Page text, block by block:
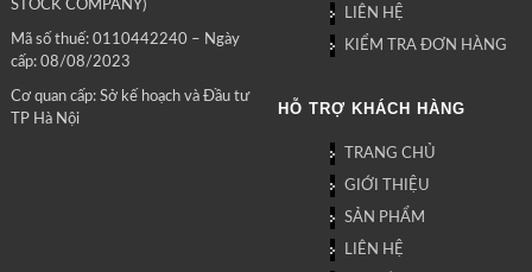
STOCK COMPANY)
Mã số thuế: 0110442240 – Ngày
cấp: 08/08/2023
Cơ quan cấp: Sở kế hoạch và Đầu tư
TP Hà Nội
LIÊN HỆ
KIỂM TRA ĐƠN HÀNG
HỖ TRỢ KHÁCH HÀNG
TRANG CHỦ
GIỚI THIỆU
SẢN PHẨM
LIÊN HỆ